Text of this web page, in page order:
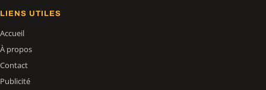
LIENS UTILES
Accueil
À propos
Contact
Publicité